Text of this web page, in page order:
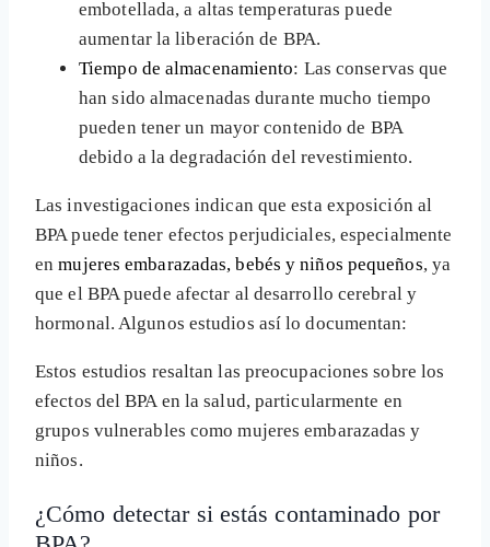
embotellada, a altas temperaturas puede
aumentar la liberación de BPA.
Tiempo de almacenamiento: Las conservas que
han sido almacenadas durante mucho tiempo
pueden tener un mayor contenido de BPA
debido a la degradación del revestimiento.
Las investigaciones indican que esta exposición al
BPA puede tener efectos perjudiciales, especialmente
enmujeres embarazadas, bebés y niños pequeños, ya
que el BPA puede afectar al desarrollo cerebral y
hormonal. Algunos estudios así lo documentan:
Estos estudios resaltan las preocupaciones sobre los
efectos del BPA en la salud, particularmente en
grupos vulnerables como mujeres embarazadas y
niños.
¿Cómo detectar si estás contaminado por